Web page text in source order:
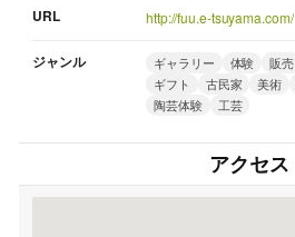
URL http://fuu.e-tsuyama.com/
ジャンル ギャラリー 体験 販売
ギフト
古民家 美術
陶芸体験
工芸
アクセス